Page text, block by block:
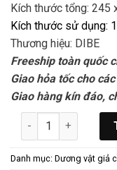
Kích thước tổng: 245
Kích thước sử dụng:
Thương hiệu: DIBE
Freeship toàn quốc
Giao hỏa tốc cho
Giao hàng kín đáo,
Dương Vật Đa
Danh mục: Dương vật giả